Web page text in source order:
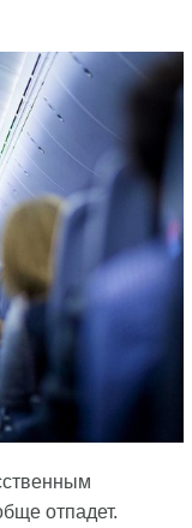
отпадет.